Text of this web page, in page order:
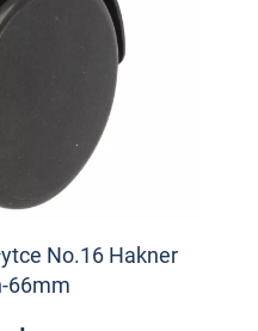
No.16 Hakner
66mm